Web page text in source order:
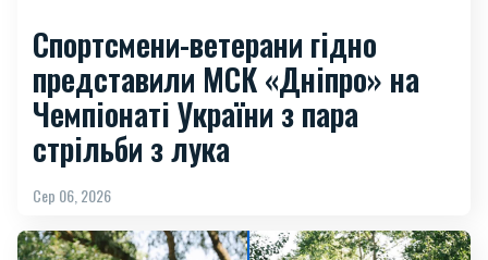
Спортсмени-ветерани гідно
представили МСК «Дніпро» на
Чемпіонаті України з пара
стрільби з лука
Сер 06, 2026